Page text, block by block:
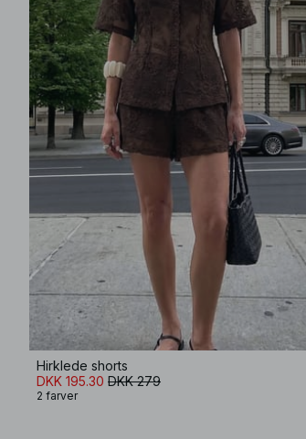
Hirklede shorts
DKK 195.30 DKK 279
2 farver